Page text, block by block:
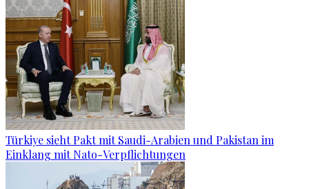
Türkiye sieht Pakt mit Saudi-Arabien und Pakistan im
Einklang mit Nato-Verpflichtungen